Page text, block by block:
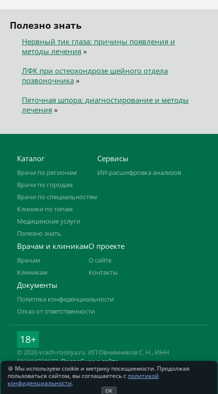
Полезно знать
Нервный тик глаза: причины появления и
методы лечения »
ЛФК при остеохондрозе шейного отдела
позвоночника»
Пяточная шпора: диагностирование и методы
лечения »
Каталог
Врачи по регионам
Врачи по городам
Врачи по специальностям
Клиники по типам
Медицинские услуги
Полезно знать
Сервисы
ИИ-расшифровка анализов
Врачам и клиникам
Врачам
Клиникам
О проекте
О сайте
Контакты
Документы
Политика конфиденциальности
Отказ от ответственности
18+
© 2026 vrach-rossiya.ru. ИП Овчинников С. Н., ИНН
592104728977.Подробнее о сайте
Информация на сайте не заменяет приём врача. Имеются
противопоказания, необходима консультация специалиста.
🍪 Мы используем cookie и метрику посещаемости. Продолжая
пользоваться сайтом, вы соглашаетесь с политикой
конфиденциальности.
ОК